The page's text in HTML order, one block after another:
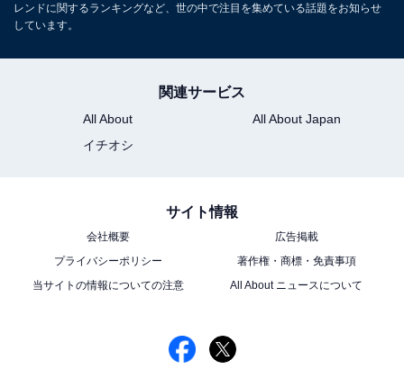
グ！ 2位「石原さとみ」を抑えた堂々の1位は？
レンドに関するランキングなど、世の中で注目を集めている話題をお知らせ
しています。
関連サービス
All About
All About Japan
イチオシ
サイト情報
会社概要
広告掲載
プライバシーポリシー
著作権・商標・免責事項
当サイトの情報についての注意
All About ニュースについて